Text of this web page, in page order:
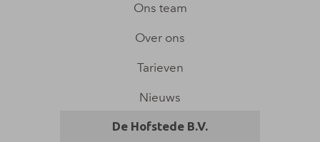
Ons team
Over ons
Tarieven
Nieuws